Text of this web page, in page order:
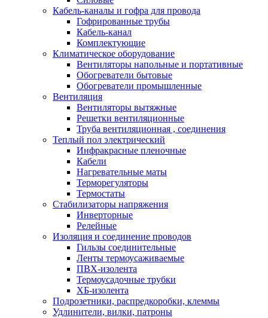
Кабель-каналы и гофра для провода
Гофрированные трубы
Кабель-канал
Комплектующие
Климатическое оборудование
Вентиляторы напольные и портативные
Обогреватели бытовые
Обогреватели промышленные
Вентиляция
Вентиляторы вытяжные
Решетки вентиляционные
Труба вентиляционная , соединения
Теплый пол электрический
Инфракрасные пленочные
Кабели
Нагревательные маты
Терморегуляторы
Термостаты
Стабилизаторы напряжения
Инверторные
Релейные
Изоляция и соединение проводов
Гильзы соединительные
Ленты термоусаживаемые
ПВХ-изолента
Термоусадочные трубки
ХБ-изолента
Подрозетники, распредкоробки, клеммы
Удлинители, вилки, патроны